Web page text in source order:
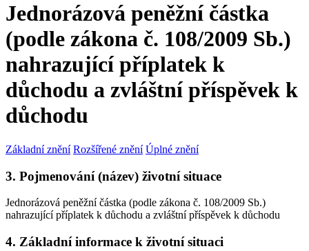
Jednorázová peněžní částka
(podle zákona č. 108/2009 Sb.)
nahrazující příplatek k
důchodu a zvláštní příspěvek k
důchodu
Základní znění Rozšířené znění Úplné znění
3. Pojmenování (název) životní situace
Jednorázová peněžní částka (podle zákona č. 108/2009 Sb.)
nahrazující příplatek k důchodu a zvláštní příspěvek k důchodu
4. Základní informace k životní situaci